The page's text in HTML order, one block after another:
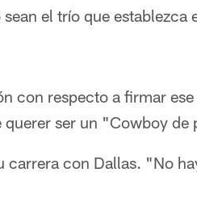
el trío que establezca
con respecto a firmar
ser un "Cowboy de
carrera con Dallas. "No